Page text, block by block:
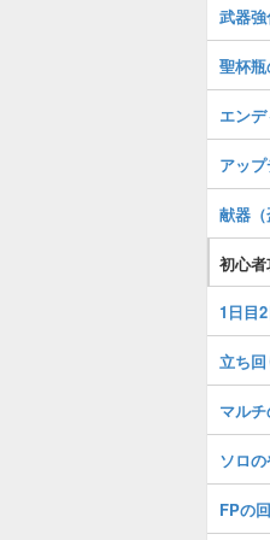
武器
聖杯
エン
アッ
献器
初心
1日目
立ち
マル
ソロ
FPの